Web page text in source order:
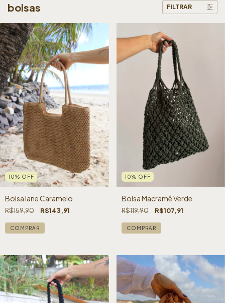
bolsas FILTRAR
10% OFF
Bolsa Iane Caramelo
R$159,90 R$143,91
10% OFF
Bolsa Macramê Verde
R$119,90 R$107,91